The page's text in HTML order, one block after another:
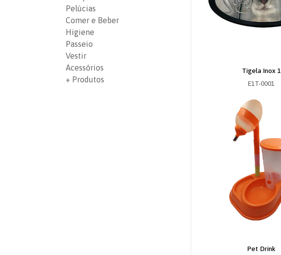
Pelúcias
Comer e Beber
Higiene
Passeio
Vestir
Acessórios
+ Produtos
Tigela Inox 1
E1T-0001
Pet Drink